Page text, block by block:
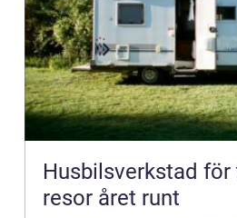
Husbilsverkstad för
resor året runt